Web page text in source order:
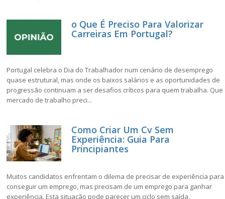
o Que É Preciso Para Valorizar
Carreiras Em Portugal?
Portugal celebra o Dia do Trabalhador num cenário de desemprego
quase estrutural, mas onde os baixos salários e as oportunidades de
progressão continuam a ser desafios críticos para quem trabalha. Que
mercado de trabalho preci...
Como Criar Um Cv Sem
Experiência: Guia Para
Principiantes
Muitos candidatos enfrentam o dilema de precisar de experiência para
conseguir um emprego, mas precisam de um emprego para ganhar
experiência. Esta situação pode parecer um ciclo sem saída,